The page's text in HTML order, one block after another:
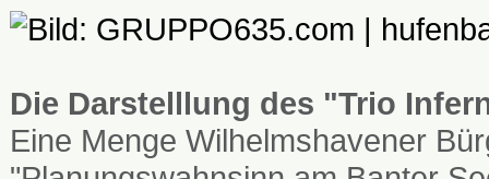
Die Darstelllung des "Trio
Eine Menge Wilhelmshavener